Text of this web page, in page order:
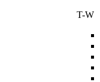
T-W